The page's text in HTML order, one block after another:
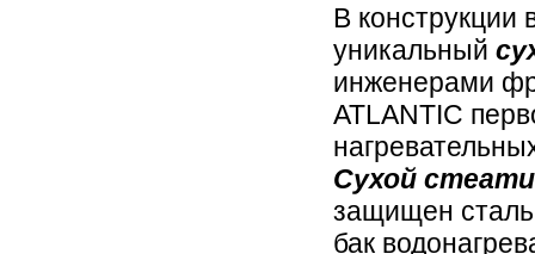
В конструкции
уникальный
инженерами
ATLANTIC
Сухой
защищен
бак